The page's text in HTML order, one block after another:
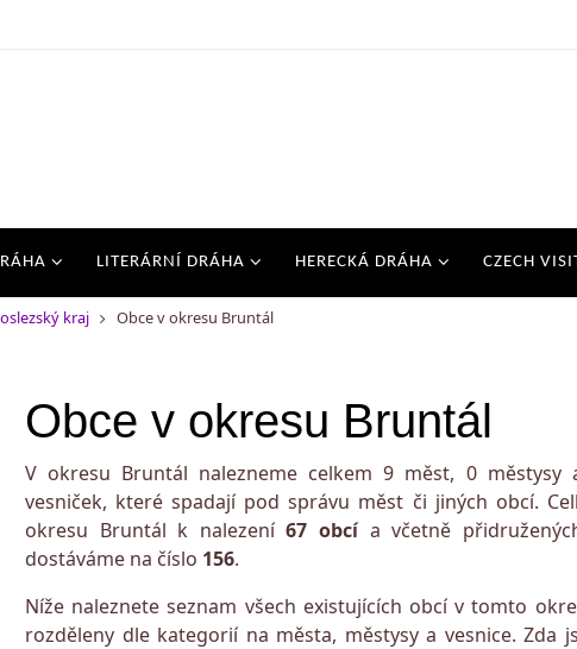
LITERÁRNÍ DRÁHA HERECKÁ DRÁHA CZECH
kraj Obce v okresu Bruntál
Obce v okresu Bruntál
V okresu Bruntál nalezneme celkem 9 měst, 0 městysy
vesniček, které spadají pod správu měst či jiných obcí.
okresu Bruntál k nalezení67 obcía včetně
dostáváme na číslo 156.
Níže naleznete seznam všech existujících obcí v tomto
rozděleny dle kategorií na města, městysy a vesnice. Zda